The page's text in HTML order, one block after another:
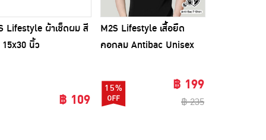
Lifestyle ผ้าเช็ดผม สี
15x30 นิ้ว
฿ 109
M2S Lifestyle เสื้อยืด
คอกลม Antibac Unisex
15% ฿ 199
฿ 235